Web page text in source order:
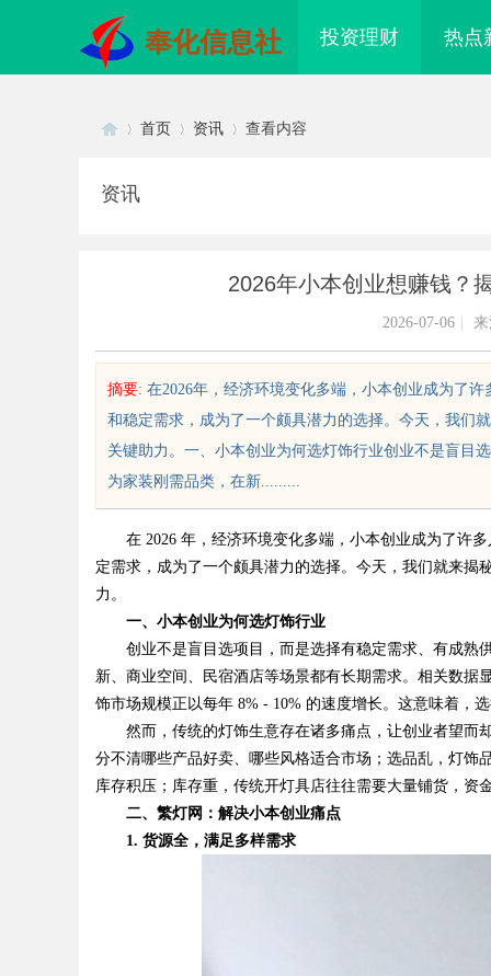
奉化信息社 投资理财 热点
sc
首页 资讯 查看内容
资讯
2026年小本创业想赚钱？
2026-07-06
摘要: 在2026年，经济环境变化多端，小本创业成为了
和稳定需求，成为了一个颇具潜力的选择。今天，我们
关键助力。一、小本创业为何选灯饰行业创业不是盲目
为家装刚需品类，在新.........
在 2026 年，经济环境变化多端，小本创业成为了许多
定需求，成为了一个颇具潜力的选择。今天，我们就来
力。
一、小本创业为何选灯饰行业
创业不是盲目选项目，而是选择有稳定需求、有成熟
新、商业空间、民宿酒店等场景都有长期需求。相关数
饰市场规模正以每年 8% - 10% 的速度增长。这意味着，
然而，传统的灯饰生意存在诸多痛点，让创业者望而
分不清哪些产品好卖、哪些风格适合市场；选品乱，灯饰
库存积压；库存重，传统开灯具店往往需要大量铺货，
二、繁灯网：解决小本创业痛点
1. 货源全，满足多样需求
光内雕机：精密雕刻与创新应用